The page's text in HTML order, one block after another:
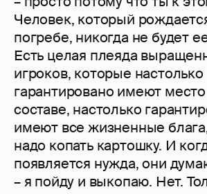
Человек, который
погребе, никогда не будет
Есть целая плеяда
игроков, которые настолько
гарантировано имеют
составе, настолько
имеют все жизненные
надо копать картошку. И
появляется нужда, они
– я пойду и выкопаю. Нет.